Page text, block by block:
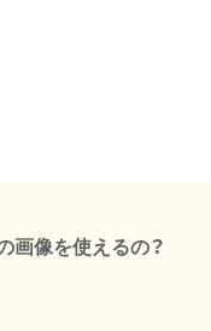
画像を使えるの？